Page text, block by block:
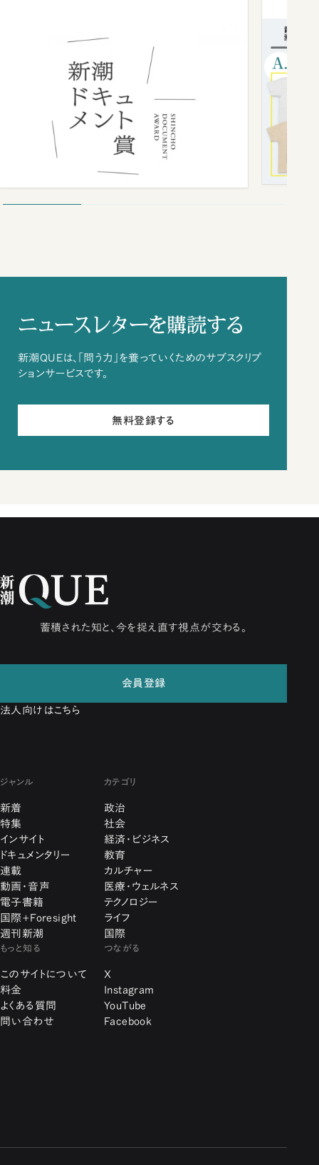
ニュースレターを購読する
新潮QUEは、「問う力」を養っていくためのサブスクリプ
ションサービスです。
無料登録する
蓄積された知と、今を捉え直す視点が交わる。
会員登録
法人向けはこちら
ジャンル
新着
特集
インサイト
ドキュメンタリー
連載
動画・音声
電子書籍
国際+Foresight
週刊新潮
カテゴリ
政治
社会
経済・ビジネス
教育
カルチャー
医療・ウェルネス
テクノロジー
ライフ
国際
もっと知る
このサイトについて
料金
よくある質問
問い合わせ
つながる
X
Instagram
YouTube
Facebook